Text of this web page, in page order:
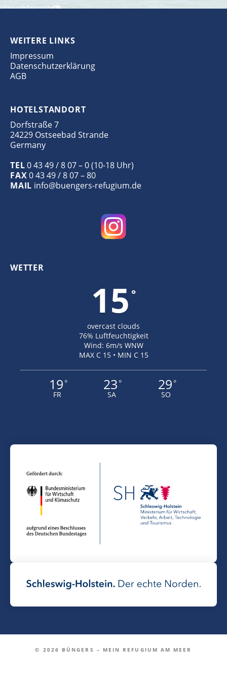
WEITERE LINKS
Impressum
Datenschutzerklärung
AGB
HOTELSTANDORT
Dorfstraße 7
24229 Ostseebad Strande
Germany
TEL0 43 49 / 8 07 – 0 (10-18 Uhr)
FAX0 43 49 / 8 07 – 80
MAIL info@buengers-refugium.de
WETTER
15 °
overcast clouds
76% Luftfeuchtigkeit
Wind: 6m/s WNW
MAX C 15 • MIN C 15
19 °
FR
23 °
SA
29 °
SO
© 2026 BÜNGERS – MEIN REFUGIUM AM MEER